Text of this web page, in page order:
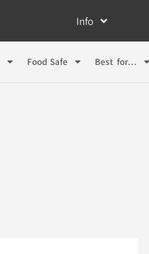
Info
Food Safe Best for…